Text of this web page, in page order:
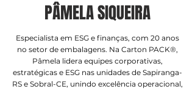
PÂMELA SIQUEIRA
Especialista em ESG e finanças, com 20 anos
no setor de embalagens. Na Carton PACK®,
Pâmela lidera equipes corporativas,
estratégicas e ESG nas unidades de Sapiranga-
RS e Sobral-CE, unindo excelência operacional,